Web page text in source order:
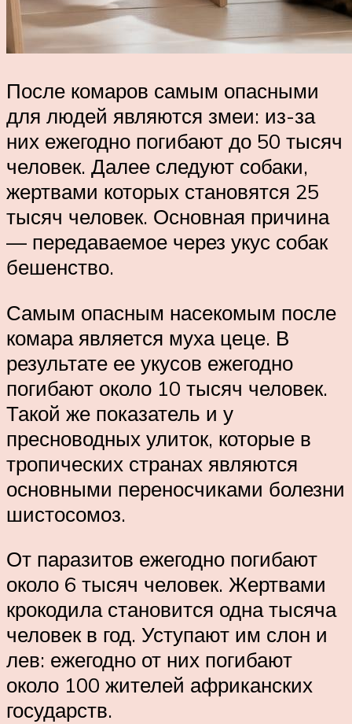
После комаров самым опасными
для людей являются змеи: из-за
них ежегодно погибают до 50 тысяч
человек. Далее следуют собаки,
жертвами которых становятся 25
тысяч человек. Основная причина
— передаваемое через укус собак
бешенство.
Самым опасным насекомым после
комара является муха цеце. В
результате ее укусов ежегодно
погибают около 10 тысяч человек.
Такой же показатель и у
пресноводных улиток, которые в
тропических странах являются
основными переносчиками болезни
шистосомоз.
От паразитов ежегодно погибают
около 6 тысяч человек. Жертвами
крокодила становится одна тысяча
человек в год. Уступают им слон и
лев: ежегодно от них погибают
около 100 жителей африканских
государств.